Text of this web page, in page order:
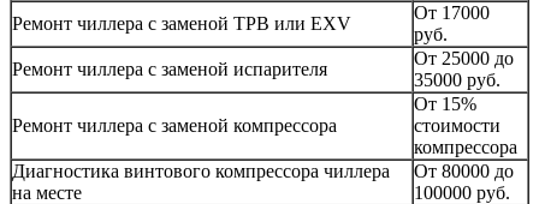
Ремонт чиллера с заменой ТРВ или EXV
От 17000
руб.
Ремонт чиллера с заменой испарителя
От 25000 до
35000 руб.
Ремонт чиллера с заменой компрессора
От 15%
стоимости
компрессора
Диагностика винтового компрессора чиллера
на месте
От 80000 до
100000 руб.